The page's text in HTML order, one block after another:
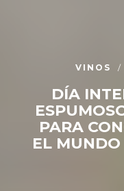
VINOS
DÍA
PARA
EL